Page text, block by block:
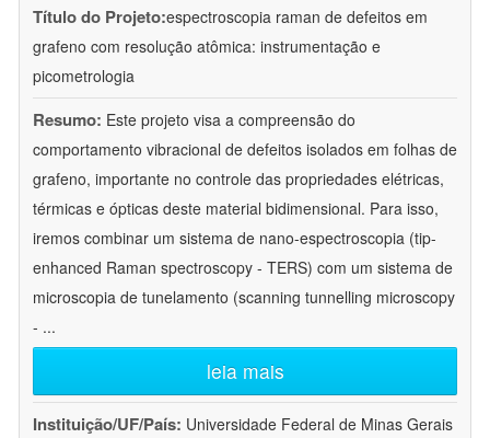
Título do Projeto:espectroscopia raman de defeitos em
grafeno com resolução atômica: instrumentação e
picometrologia
Resumo: Este projeto visa a compreensão do
comportamento vibracional de defeitos isolados em folhas de
grafeno, importante no controle das propriedades elétricas,
térmicas e ópticas deste material bidimensional. Para isso,
iremos combinar um sistema de nano-espectroscopia (tip-
enhanced Raman spectroscopy - TERS) com um sistema de
microscopia de tunelamento (scanning tunnelling microscopy
- ...
leia mais
Instituição/UF/País: Universidade Federal de Minas Gerais